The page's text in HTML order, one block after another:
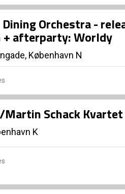
Dining Orchestra -
+ afterparty: Worldy
København N
Martin Schack Kvartet
K